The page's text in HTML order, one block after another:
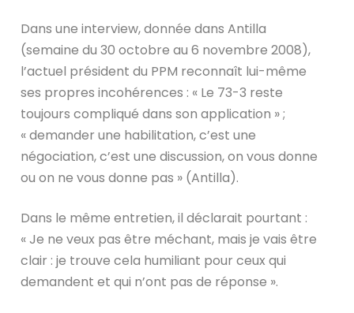
Dans une interview, donnée dans Antilla
(semaine du 30 octobre au 6 novembre 2008),
l’actuel président du PPM reconnaît lui-même
ses propres incohérences : « Le 73-3 reste
toujours compliqué dans son application » ;
« demander une habilitation, c’est une
négociation, c’est une discussion, on vous donne
ou on ne vous donne pas » (Antilla).
Dans le même entretien, il déclarait pourtant :
« Je ne veux pas être méchant, mais je vais être
clair : je trouve cela humiliant pour ceux qui
demandent et qui n’ont pas de réponse ».